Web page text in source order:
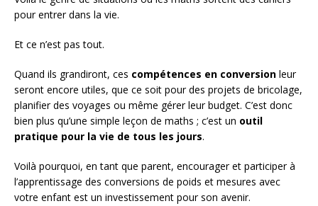
pour entrer dans la vie.
Et ce n’est pas tout.
Quand ils grandiront, ces compétences en conversion leur
seront encore utiles, que ce soit pour des projets de bricolage,
planifier des voyages ou même gérer leur budget. C’est donc
bien plus qu’une simple leçon de maths ; c’est un outil
pratique pour la vie de tous les jours.
Voilà pourquoi, en tant que parent, encourager et participer à
l’apprentissage des conversions de poids et mesures avec
votre enfant est un investissement pour son avenir.